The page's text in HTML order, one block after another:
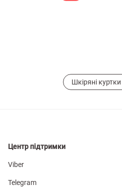
Шкіряні куртки
Центр підтримки
Viber
Telegram